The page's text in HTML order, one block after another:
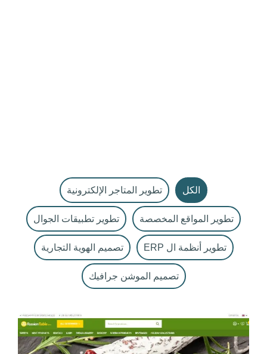
الكل تطوير المتاجر الإلكترونية
تطوير المواقع المخصصة تطوير تطبيقات الجوال
تطوير أنظمة ال ERP تصميم الهوية التجارية
تصميم الموشن جرافيك